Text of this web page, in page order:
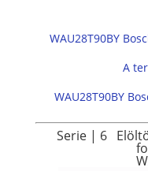
WAU28T90BY
A
WAU28T90BY
Serie | 6